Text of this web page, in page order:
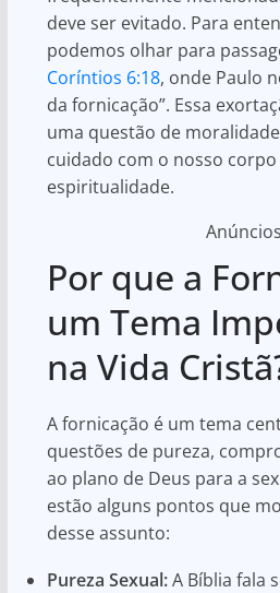
deve ser evitado. Para
podemos olhar para
Coríntios 6:18, onde Paulo
da fornicação”. Essa
uma questão de
cuidado com o nosso corpo
espiritualidade.
Anúncios
Por que a
um Tema
na Vida
A fornicação é um tema
questões de pureza,
ao plano de Deus para a
estão alguns pontos que
desse assunto:
Pureza Sexual:A Bíblia fala